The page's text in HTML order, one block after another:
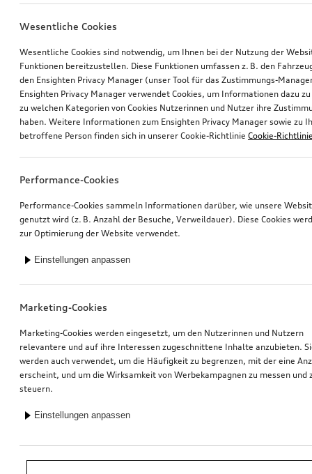
*Unverbindliche Preisempfehlung der Importeurin AMAG Import AG. Inkl.
gesetzlicher MwSt. Preise beim Audi Partner können abweichen; weitere
Wesentliche Cookies
Wesentliche Cookies sind notwendig, um Ihnen bei der Nutzung der
Funktionen bereitzustellen. Diese Funktionen umfassen z. B. den
den Ensighten Privacy Manager (unser Tool für das Zustimmungs-
Ensighten Privacy Manager verwendet Cookies, um Informationen dazu
zu welchen Kategorien von Cookies Nutzerinnen und Nutzer ihre
haben. Weitere Informationen zum Ensighten Privacy Manager sowie zu
betroffene Person finden sich in unserer Cookie-Richtlinie Cookie-
Performance-Cookies
Performance-Cookies sammeln Informationen darüber, wie unsere
genutzt wird (z. B. Anzahl der Besuche, Verweildauer). Diese Cookies
zur Optimierung der Website verwendet.
Einstellungen anpassen
Marketing-Cookies
Marketing-Cookies werden eingesetzt, um den Nutzerinnen und Nutzern
relevantere und auf ihre Interessen zugeschnittene Inhalte anzubieten.
werden auch verwendet, um die Häufigkeit zu begrenzen, mit der eine
erscheint, und um die Wirksamkeit von Werbekampagnen zu messen und
steuern.
Einstellungen anpassen